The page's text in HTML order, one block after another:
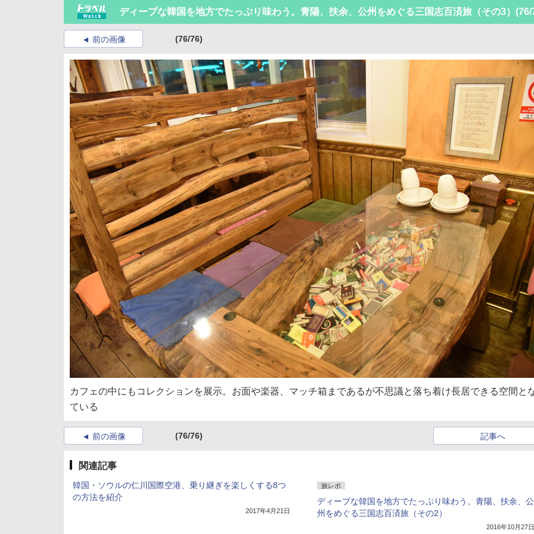
ディープな韓国を地方でたっぷり味わう。青陽、扶余、公州をめぐる三国志百済旅（その3） (76/
前の画像 (76/76)
カフェの中にもコレクションを展示。お面や楽器、マッチ箱まであるが不思議と落ち着け長居できる空間と
ている
前の画像 (76/76) 記事へ
関連記事
韓国・ソウルの仁川国際空港、乗り継ぎを楽しくする8つ
の方法を紹介
2017年4月21日
旅レポ
ディープな韓国を地方でたっぷり味わう。青陽、扶余、公
州をめぐる三国志百済旅（その2）
2016年10月27日